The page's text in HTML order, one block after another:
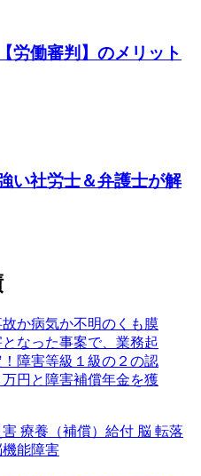
労働審判】のメリット
い社労士＆弁護士が解
害 療養（補償）給付 脳 転落
能障害